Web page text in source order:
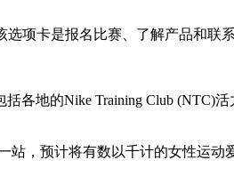
项卡是报名比赛、了解产品和联
各地的Nike Training Club (NTC)活
站，预计将有数以千计的女性运动